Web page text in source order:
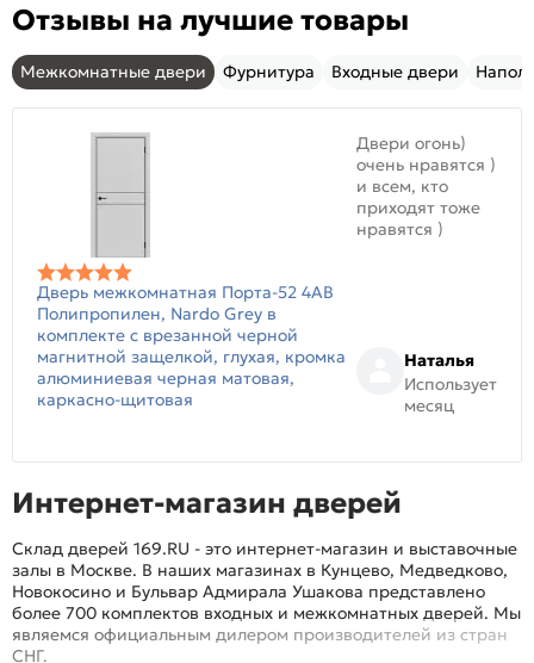
Отзывы на лучшие товары
Межкомнатные двери Фурнитура Входные двери
Дверь межкомнатная Порта-52 4AB
Полипропилен, Nardo Grey в
комплекте с врезанной черной
магнитной защелкой, глухая, кромка
алюминиевая черная матовая,
каркасно-щитовая
Двери огонь)
очень нравятся )
и всем, кто
приходят тоже
нравятся )
Наталья
Использует
месяц
Интернет-магазин дверей
Склад дверей 169.RU - это интернет-магазин и выставочные
залы в Москве. В наших магазинах в Кунцево, Медведково,
Новокосино и Бульвар Адмирала Ушакова представлено
более 700 комплектов входных и межкомнатных дверей. Мы
являемся официальным дилером производителей из стран
СНГ.